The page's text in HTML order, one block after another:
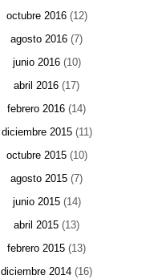
octubre 2016(12)
agosto 2016 (7)
junio 2016(10)
abril 2016 (17)
febrero 2016 (14)
diciembre 2015(11)
octubre 2015(10)
agosto 2015 (7)
junio 2015(14)
abril 2015 (13)
febrero 2015 (13)
diciembre 2014 (16)